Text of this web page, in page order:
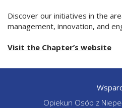
Discover our initiatives in the
management, innovation, and
Visit the Chapter’s website
Opiekun Osób z